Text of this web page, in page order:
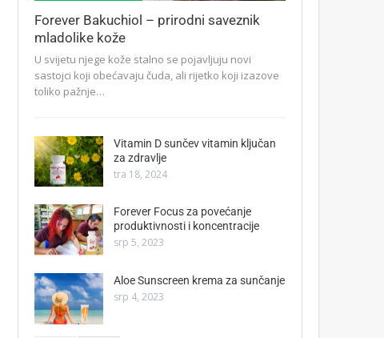
Forever Bakuchiol – prirodni saveznik
mladolike kože
U svijetu njege kože stalno se pojavljuju novi
sastojci koji obećavaju čuda, ali rijetko koji izazove
toliko pažnje…
Vitamin D sunčev vitamin ključan
za zdravlje
tra 18, 2024
Forever Focus za povećanje
produktivnosti i koncentracije
srp 5, 2023
Aloe Sunscreen krema za sunčanje
srp 4, 2023